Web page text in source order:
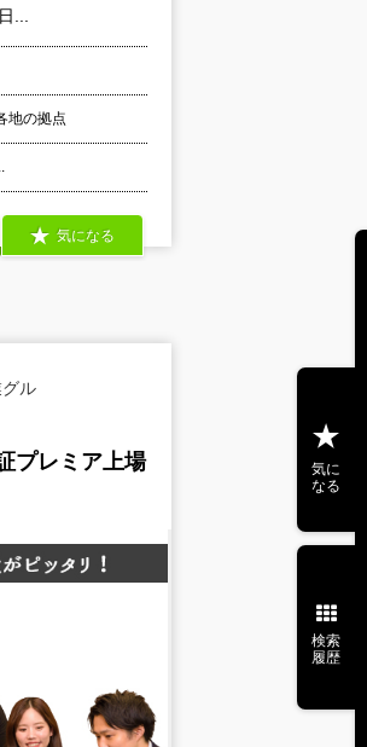
...
地の拠点
気になる
ル
プレミア上場
気に
なる
検索
履歴